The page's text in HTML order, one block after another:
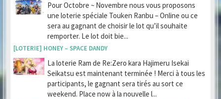
Pour Octobre ~ Novembre nous vous proposons
une loterie spéciale Touken Ranbu – Online ou ce
sera au gagnant de choisir le lot qu’il souhaite
remporter. Le lot doit bie...
[LOTERIE] HONEY – SPACE DANDY
La loterie Ram de Re:Zero kara Hajimeru Isekai
Seikatsu est maintenant terminée ! Merci à tous les
participants, le gagnant sera tirés au sort ce
weekend. Place now à la nouvelle l...